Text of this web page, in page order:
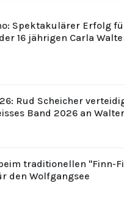
Spektakulärer Erfolg
16 jährigen Carla
Rud Scheicher
Band 2026 an
traditionellen "Finn-
den Wolfgangsee